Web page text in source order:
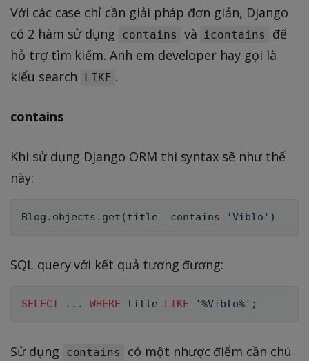
Với các case chỉ cần giải pháp đơn giản, Django
có 2 hàm sử dụng
contains và icontains
để
hỗ trợ tìm kiếm. Anh em developer hay gọi là
kiểu search
LIKE .
contains
Khi sử dụng Django ORM thì syntax sẽ như thế
này:
Blog . objects . get ( title__contains= 'Viblo' )
SQL query với kết quả tương đương:
SELECT . . . WHERE title LIKE '%Viblo%' ;
Sử dụng contains
có một nhược điểm cần chú